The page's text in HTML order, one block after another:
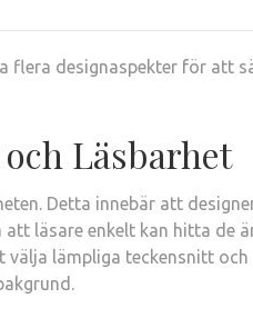
flera designaspekter för att
Läsbarhet
Detta innebär att
läsare enkelt kan hitta de
välja lämpliga teckensnitt